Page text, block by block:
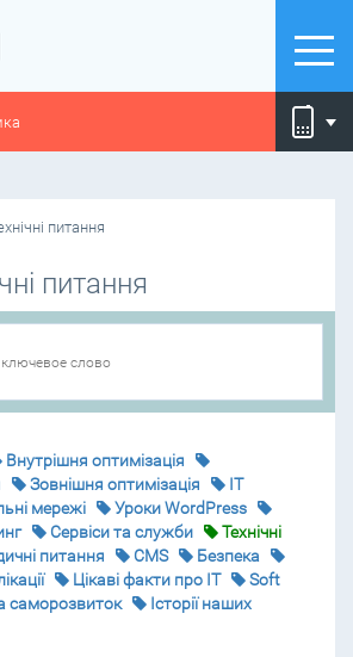
питання
питання
Внутрішня оптимізація
Зовнішня оптимізація
IT
мережі
Уроки WordPress
Сервіси та служби
Технічні
питання CMS
Безпека
Цікаві факти про IT
Soft
саморозвиток
Історії наших